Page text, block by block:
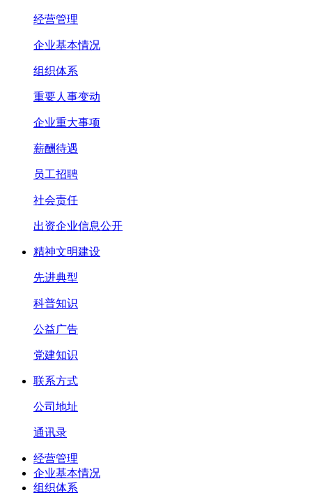
经营管理
企业基本情况
组织体系
重要人事变动
企业重大事项
薪酬待遇
员工招聘
社会责任
出资企业信息公开
精神文明建设
先进典型
科普知识
公益广告
党建知识
联系方式
公司地址
通讯录
经营管理
企业基本情况
组织体系